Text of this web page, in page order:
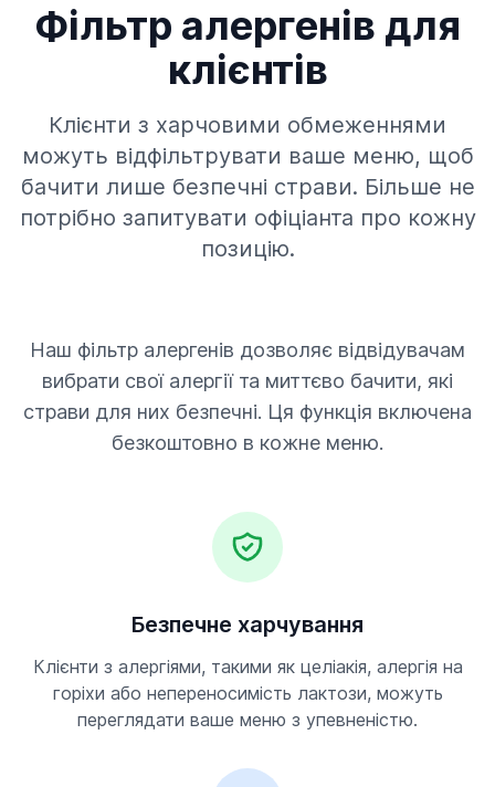
Фільтр алергенів для
клієнтів
Клієнти з харчовими обмеженнями
можуть відфільтрувати ваше меню, щоб
бачити лише безпечні страви. Більше не
потрібно запитувати офіціанта про кожну
позицію.
Наш фільтр алергенів дозволяє відвідувачам
вибрати свої алергії та миттєво бачити, які
страви для них безпечні. Ця функція включена
безкоштовно в кожне меню.
Безпечне харчування
Клієнти з алергіями, такими як целіакія, алергія на
горіхи або непереносимість лактози, можуть
переглядати ваше меню з упевненістю.